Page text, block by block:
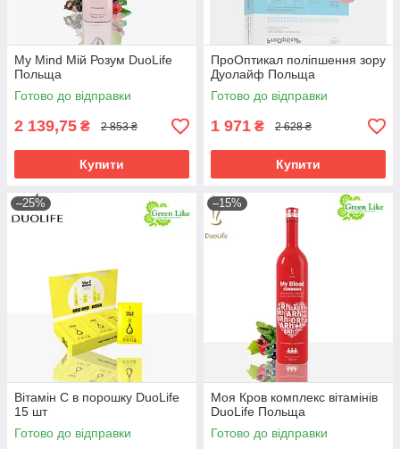
My Mind Мій Розум DuoLife
Польща
Готово до відправки
2 139,75 ₴ 2 853 ₴
Купити
ПроОптикал поліпшення зору
Дуолайф Польща
Готово до відправки
1 971 ₴ 2 628 ₴
Купити
–25%
Вітамін С в порошку DuoLife
15 шт
Готово до відправки
–15%
Моя Кров комплекс вітамінів
DuoLife Польща
Готово до відправки